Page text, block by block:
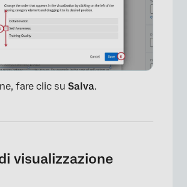
fare clic su Salva.
visualizzazione